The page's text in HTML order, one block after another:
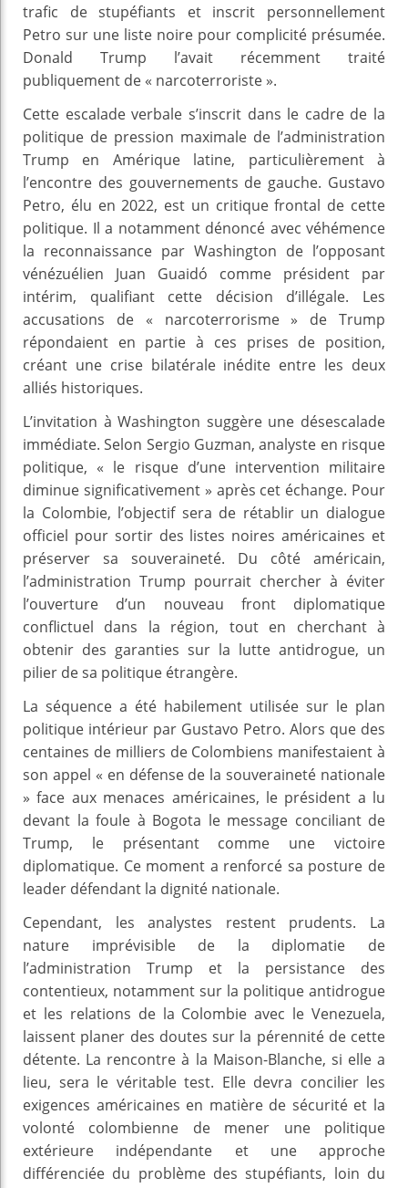
trafic de stupéfiants et inscrit personnellement
Petro sur une liste noire pour complicité présumée.
Donald Trump l’avait récemment traité
publiquement de « narcoterroriste ».
Cette escalade verbale s’inscrit dans le cadre de la
politique de pression maximale de l’administration
Trump en Amérique latine, particulièrement à
l’encontre des gouvernements de gauche. Gustavo
Petro, élu en 2022, est un critique frontal de cette
politique. Il a notamment dénoncé avec véhémence
la reconnaissance par Washington de l’opposant
vénézuélien Juan Guaidó comme président par
intérim, qualifiant cette décision d’illégale. Les
accusations de « narcoterrorisme » de Trump
répondaient en partie à ces prises de position,
créant une crise bilatérale inédite entre les deux
alliés historiques.
L’invitation à Washington suggère une désescalade
immédiate. Selon Sergio Guzman, analyste en risque
politique, « le risque d’une intervention militaire
diminue significativement » après cet échange. Pour
la Colombie, l’objectif sera de rétablir un dialogue
officiel pour sortir des listes noires américaines et
préserver sa souveraineté. Du côté américain,
l’administration Trump pourrait chercher à éviter
l’ouverture d’un nouveau front diplomatique
conflictuel dans la région, tout en cherchant à
obtenir des garanties sur la lutte antidrogue, un
pilier de sa politique étrangère.
La séquence a été habilement utilisée sur le plan
politique intérieur par Gustavo Petro. Alors que des
centaines de milliers de Colombiens manifestaient à
son appel « en défense de la souveraineté nationale
» face aux menaces américaines, le président a lu
devant la foule à Bogota le message conciliant de
Trump, le présentant comme une victoire
diplomatique. Ce moment a renforcé sa posture de
leader défendant la dignité nationale.
Cependant, les analystes restent prudents. La
nature imprévisible de la diplomatie de
l’administration Trump et la persistance des
contentieux, notamment sur la politique antidrogue
et les relations de la Colombie avec le Venezuela,
laissent planer des doutes sur la pérennité de cette
détente. La rencontre à la Maison-Blanche, si elle a
lieu, sera le véritable test. Elle devra concilier les
exigences américaines en matière de sécurité et la
volonté colombienne de mener une politique
extérieure indépendante et une approche
différenciée du problème des stupéfiants, loin du